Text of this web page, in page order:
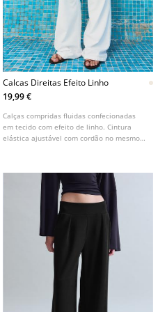
Calcas Direitas Efeito Linho
19,99 €
Calças compridas fluidas confecionadas
em tecido com efeito de linho. Cintura
elástica ajustável com cordão no mesmo